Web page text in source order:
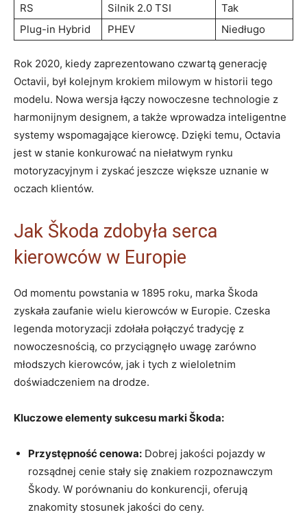
RS
Silnik ‌2.0 TSI
Tak
Plug-in Hybrid
PHEV Niedługo
Rok 2020, kiedy zaprezentowano czwartą generację
Octavii, był kolejnym krokiem milowym w historii tego
modelu. Nowa wersja ⁤łączy nowoczesne technologie z
harmonijnym designem, a także wprowadza ‍inteligentne
systemy wspomagające kierowcę. Dzięki temu,⁣ Octavia
jest w stanie konkurować na niełatwym rynku
motoryzacyjnym i zyskać jeszcze większe uznanie w
oczach klientów.
Jak Škoda zdobyła serca
kierowców w Europie
Od momentu powstania w 1895 roku, marka Škoda
zyskała zaufanie wielu kierowców w Europie. Czeska
⁣legenda motoryzacji zdołała połączyć tradycję z
nowoczesnością,⁢ co przyciągnęło uwagę zarówno
młodszych kierowców, jak i tych z wieloletnim
doświadczeniem na drodze.
Kluczowe elementy sukcesu marki Škoda:
Przystępność cenowa: Dobrej jakości pojazdy w
rozsądnej cenie stały się znakiem rozpoznawczym
Škody. W porównaniu do konkurencji, oferują
znakomity stosunek jakości do ceny.